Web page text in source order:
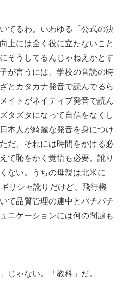
てるわ。いわゆる「公式の決
上には全く役に立たないこと
そうしてるんじゃねえかとす
が言うには、学校の音読の時
とカタカナ発音で読んでるら
イトがネイティブ発音で読ん
タズタになって自信をなくし
本人が綺麗な発音を身につけ
だ、それには時間をかける必
て恥をかく覚悟も必要。訛り
ない。うちの母親は北米に
リシャ訛りだけど、飛行機
て品質管理の連中とバチバチ
ニケーションには何の問題も
じゃない。「教科」だ。